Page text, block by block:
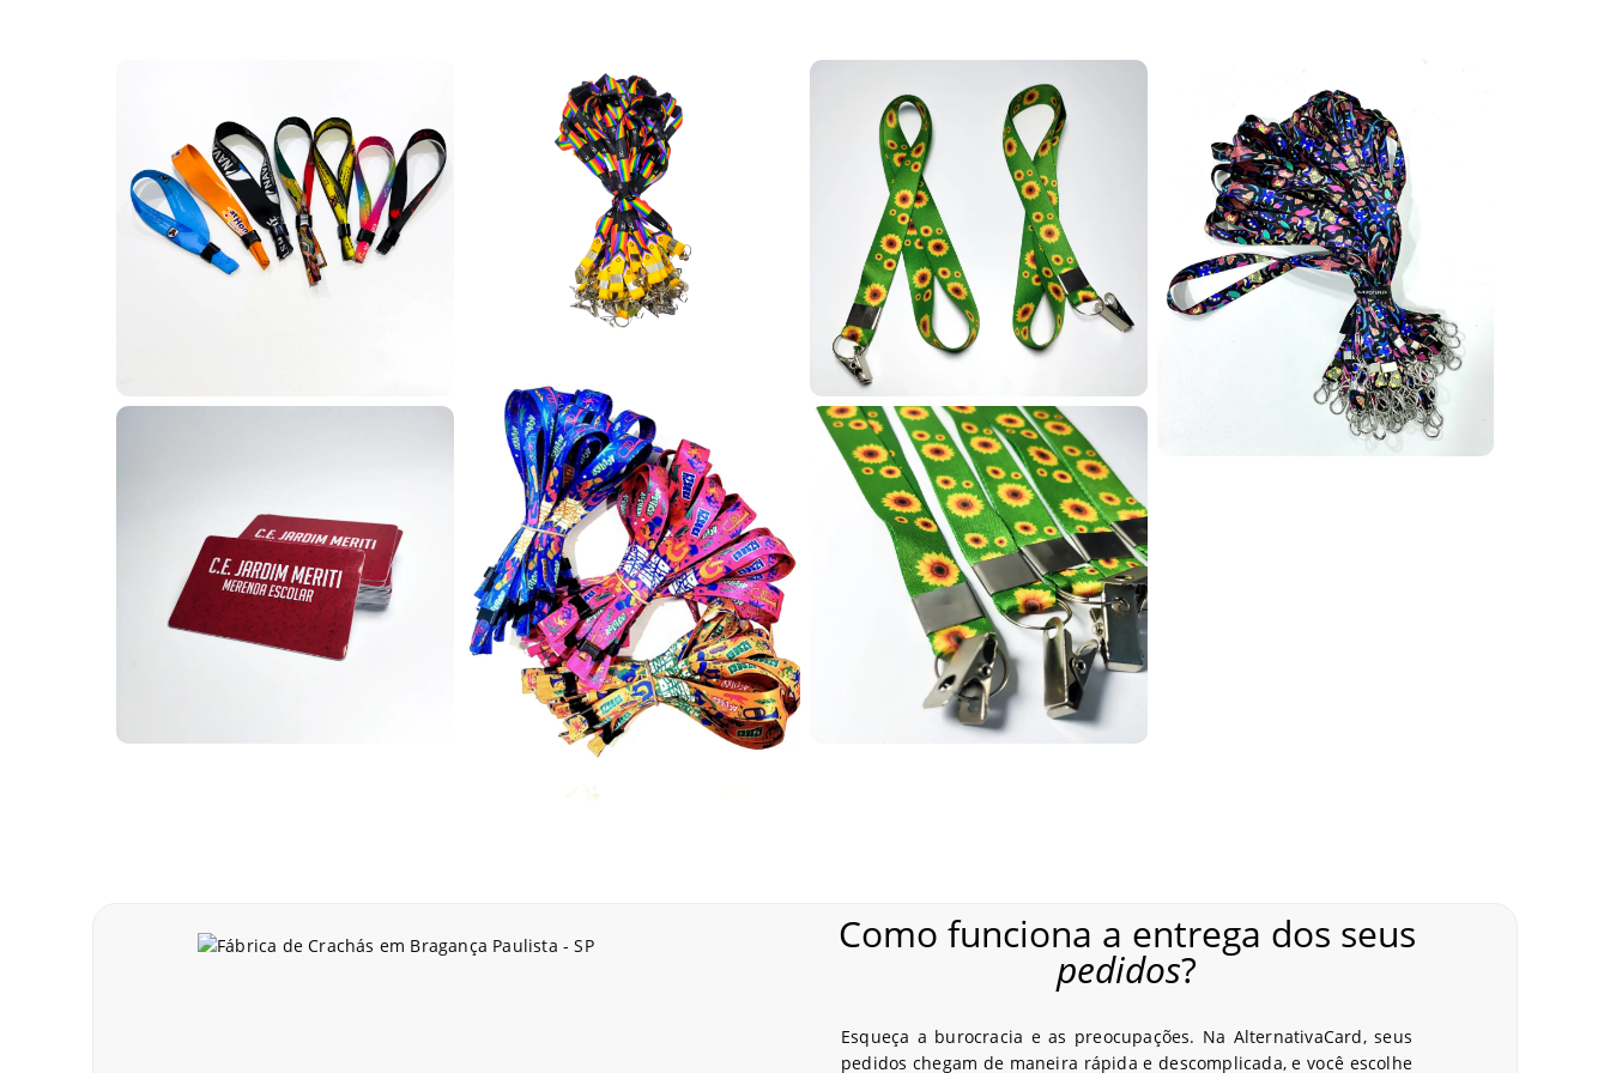
Está procurando onde fabricar carteirinhas para sua igreja em Bragança Paulista – SP? Você encontrou o local ideal! A AlternativaCard
desenvolve carteirinhas para membros com diversos dados personalizados como nome, foto, endereço, filiação e tudo mais que for necessário.
Contamos com diversos modelos de carteirinhas para que você possa escolher o que melhor se encaixa na realidade da sua igreja, com total
liberdade de personalização e adaptação.
Dessa forma, é possível fortalecer a fidelização da sua membresia e utilizar os cartões em diferentes atividades, como missões de
evangelização em hospitais, abrigos, projetos sociais e até missões internacionais.
Os cartões em PVC personalizados podem ser utilizados em uma infinidade de aplicações, desde clubes de benefícios e associações, como planos de saúde e outros
serviços, até o controle de acessos e programas de fidelização de clientes. De forma geral, são amplamente usados por empresas como cartões de desconto, acesso a
Os cartões em PVC personalizados fabricados pela AlternativaCard em nossa região podem contar com tecnologias como RFID ou NFC (125 MHz ou 13,56 kHz), além de
integrarem informações como QR Codes, códigos de barras, tarjas magnéticas ou até versões simples sem tecnologia adicional. Isso permite uma ampla variedade de
aplicações e automações.
Com tantas possibilidades, é possível desenvolver inúmeras automações e soluções com cartões em PVC personalizados. Não perca tempo, entre em contato com a
Carteirinha escolar
aproximação ou versões simples sem tecnologia. Temos uma ampla variedade de modelos disponíveis em nosso site para você escolher aquele
Como funciona a entrega dos seus
pedidos?
Esqueça a burocracia e as preocupações. Na AlternativaCard, seus
pedidos chegam de maneira rápida e descomplicada, e você escolhe